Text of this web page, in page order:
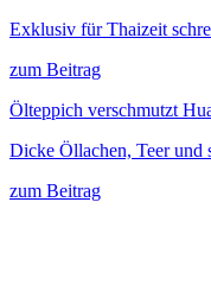
Exklusiv für Thaizeit
zum Beitrag
Ölteppich verschmutzt
Dicke Öllachen, Teer
zum Beitrag